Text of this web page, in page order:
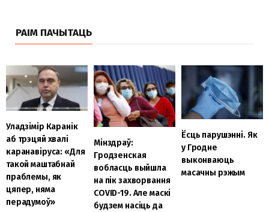
РАІМ ПАЧЫТАЦЬ
Уладзімір Каранік
аб трэцяй хвалі
каранавіруса: «Для
такой маштабнай
праблемы, як
цяпер, няма
перадумоў»
Мінздраў:
Гродзенская
вобласць выйшла
на пік захворвання
COVID-19. Але маскі
будзем насіць да
Ёсць парушэнні. Як
у Гродне
выконваюць
масачны рэжым